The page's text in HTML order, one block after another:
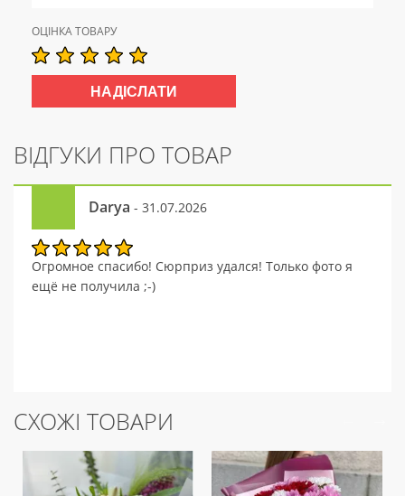
ОЦІНКА ТОВАРУ
ВІДГУКИ ПРО ТОВАР
Darya - 31.07.2026
Огромное спасибо! Сюрприз удался! Только фото я
ещё не получила ;-)
СХОЖІ ТОВАРИ